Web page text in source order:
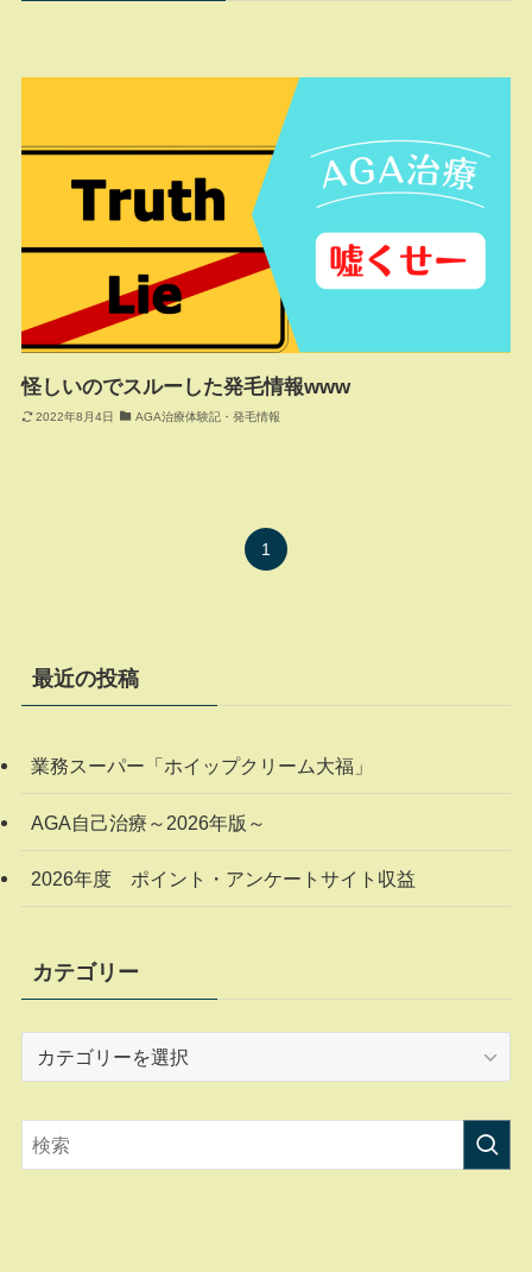
怪しいのでスルーした発毛情報www
2022年8月4日 AGA治療体験記・発毛情報
1
最近の投稿
業務スーパー「ホイップクリーム大福」
AGA自己治療～2026年版～
2026年度 ポイント・アンケートサイト収益
カテゴリー
リ
ー